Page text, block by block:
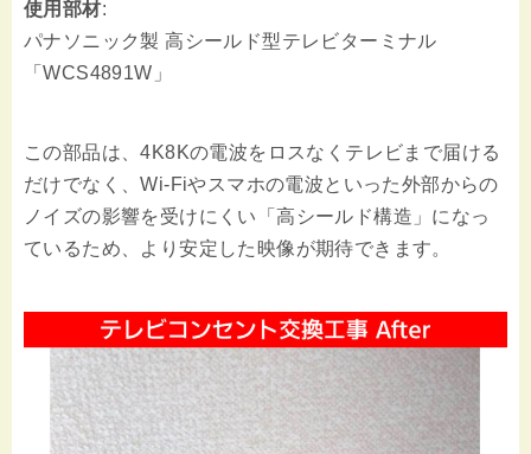
使用部材:
パナソニック製 高シールド型テレビターミナル
「WCS4891W」
この部品は、4K8Kの電波をロスなくテレビまで届ける
だけでなく、Wi-Fiやスマホの電波といった外部からの
ノイズの影響を受けにくい「高シールド構造」になっ
ているため、より安定した映像が期待できます。